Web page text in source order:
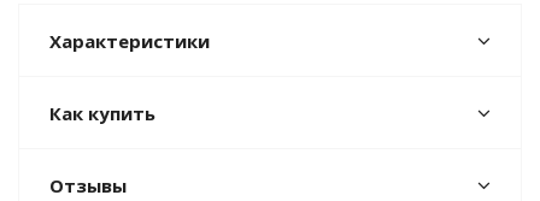
Характеристики
Как купить
Отзывы